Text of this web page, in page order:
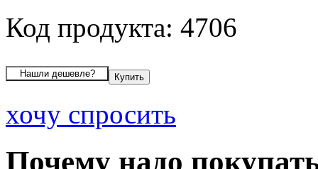
Код продукта: 4706
хочу спросить
Почему надо